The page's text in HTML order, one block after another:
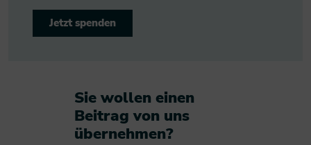
Jetzt spenden
Sie wollen einen
Beitrag von uns
übernehmen?​